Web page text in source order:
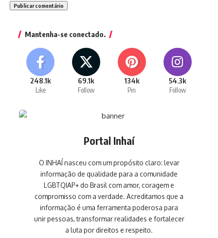
Mantenha-se conectado.
248.1k
Like
69.1k
Follow
134k
Pin
54.3k
Follow
Portal Inhaí
O INHAÍ nasceu com um propósito claro: levar
informação de qualidade para a comunidade
LGBTQIAP+ do Brasil com amor, coragem e
compromisso com a verdade. Acreditamos que a
informação é uma ferramenta poderosa para
unir pessoas, transformar realidades e fortalecer
a luta por direitos e respeito.